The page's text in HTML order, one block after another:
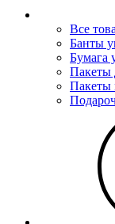
Все
Банты
Бумага
Пакеты
Пакеты